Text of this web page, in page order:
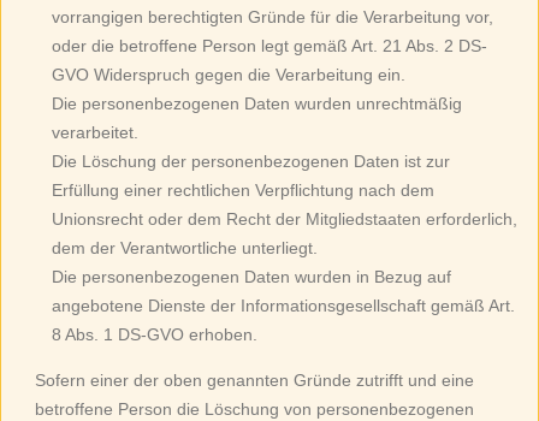
vorrangigen berechtigten Gründe für die Verarbeitung vor,
oder die betroffene Person legt gemäß Art. 21 Abs. 2 DS-
GVO Widerspruch gegen die Verarbeitung ein.
Die personenbezogenen Daten wurden unrechtmäßig
verarbeitet.
Die Löschung der personenbezogenen Daten ist zur
Erfüllung einer rechtlichen Verpflichtung nach dem
Unionsrecht oder dem Recht der Mitgliedstaaten erforderlich,
dem der Verantwortliche unterliegt.
Die personenbezogenen Daten wurden in Bezug auf
angebotene Dienste der Informationsgesellschaft gemäß Art.
8 Abs. 1 DS-GVO erhoben.
Sofern einer der oben genannten Gründe zutrifft und eine
betroffene Person die Löschung von personenbezogenen